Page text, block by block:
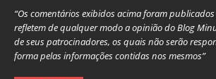
“Os comentários exibidos acima foram
refletem de qualquer modo a opinião do Blog
de seus patrocinadores, os quais não serão
forma pelas informações contidas nos mesmos”